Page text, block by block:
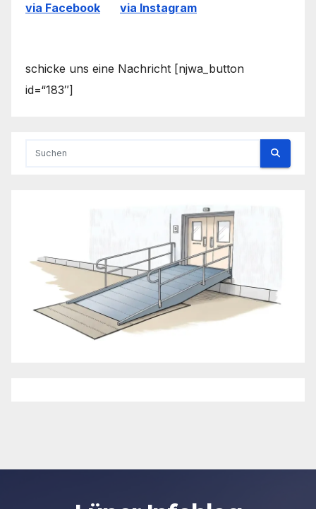
via Facebook via Instagram
schicke uns eine Nachricht [njwa_button
id=“183″]